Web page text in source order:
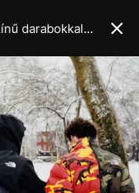
Merész tervezéssel és sokszínű darabokkal érkezik a Supreme és a North Face új közös kollekciója